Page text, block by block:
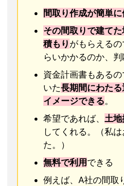
間取り作成が簡単
その間取りで建て
積もりがもらえるの
らいかかるのか、判
資金計画書もある
いた長期間にわた
イメージできる。
希望であれば、 土
してくれる。（私
た。）
無料で利用できる
例えば、A社の間取